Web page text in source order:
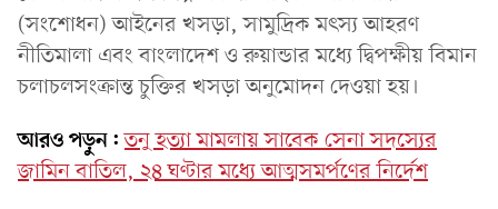
(সংশোধন) আইনের খসড়া, সামুদ্রিক মৎস্য আহরণ
নীতিমালা এবং বাংলাদেশ ও রুয়ান্ডার মধ্যে দ্বিপক্ষীয় বিমান
চলাচলসংক্রান্ত চুক্তির খসড়া অনুমোদন দেওয়া হয়।
আরও পড়ুন: তনু হত্যা মামলায় সাবেক সেনা সদস্যের
জামিন বাতিল, ২৪ ঘণ্টার মধ্যে আত্মসমর্পণের নির্দেশ